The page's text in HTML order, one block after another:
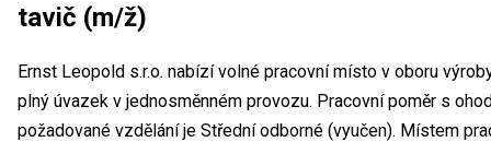
tavič (m/ž)
Ernst Leopold s.r.o. nabízí volné pracovní místo v oboru
plný úvazek v jednosměnném provozu. Pracovní poměr s
požadované vzdělání je Střední odborné (vyučen). Místem